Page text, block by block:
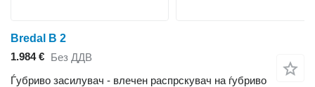
Bredal B 2
1.984 € Без ДДВ
Ѓубриво засилувач - влечен распрскувач на ѓубриво